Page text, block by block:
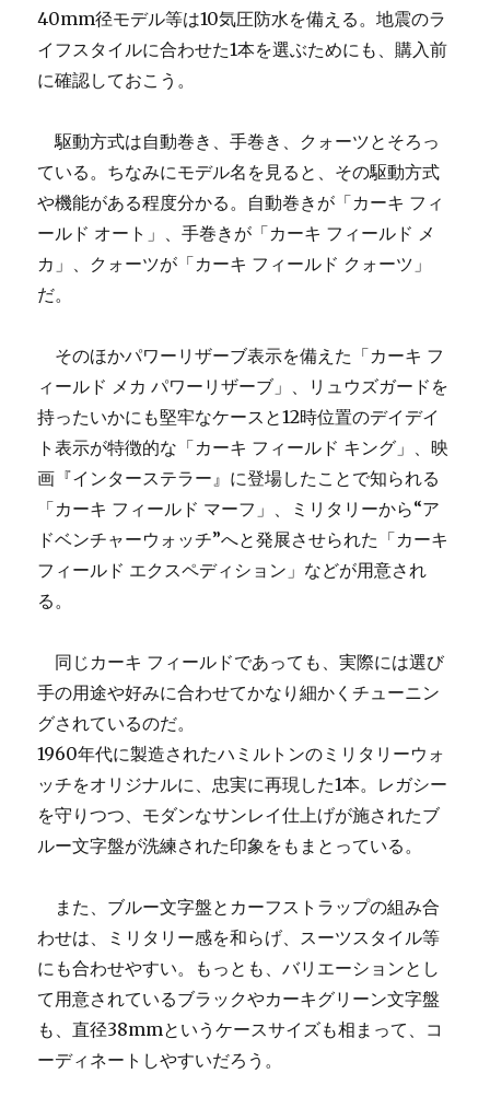
40mm径モデル等は10気圧防水を備える。地震のラ
イフスタイルに合わせた1本を選ぶためにも、購入前
に確認しておこう。
駆動方式は自動巻き、手巻き、クォーツとそろっ
ている。ちなみにモデル名を見ると、その駆動方式
や機能がある程度分かる。自動巻きが「カーキ フィ
ールド オート」、手巻きが「カーキ フィールド メ
カ」、クォーツが「カーキ フィールド クォーツ」
だ。
そのほかパワーリザーブ表示を備えた「カーキ フ
ィールド メカ パワーリザーブ」、リュウズガードを
持ったいかにも堅牢なケースと12時位置のデイデイ
ト表示が特徴的な「カーキ フィールド キング」、映
画『インターステラー』に登場したことで知られる
「カーキ フィールド マーフ」、ミリタリーから“ア
ドベンチャーウォッチ”へと発展させられた「カーキ
フィールド エクスペディション」などが用意され
る。
同じカーキ フィールドであっても、実際には選び
手の用途や好みに合わせてかなり細かくチューニン
グされているのだ。
1960年代に製造されたハミルトンのミリタリーウォ
ッチをオリジナルに、忠実に再現した1本。レガシー
を守りつつ、モダンなサンレイ仕上げが施されたブ
ルー文字盤が洗練された印象をもまとっている。
また、ブルー文字盤とカーフストラップの組み合
わせは、ミリタリー感を和らげ、スーツスタイル等
にも合わせやすい。もっとも、バリエーションとし
て用意されているブラックやカーキグリーン文字盤
も、直径38mmというケースサイズも相まって、コ
ーディネートしやすいだろう。